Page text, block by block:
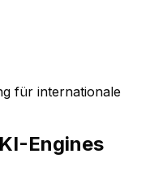
für internationale
Engines